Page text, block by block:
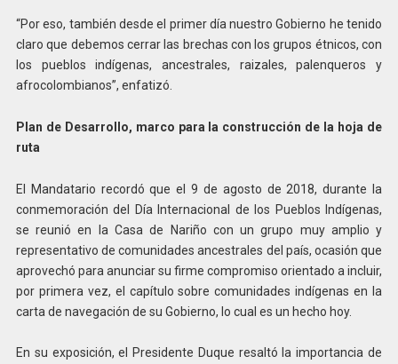
“Por eso, también desde el primer día nuestro Gobierno he tenido
claro que debemos cerrar las brechas con los grupos étnicos, con
los pueblos indígenas, ancestrales, raizales, palenqueros y
afrocolombianos”, enfatizó.
Plan de Desarrollo, marco para la construcción de la hoja de
ruta
El Mandatario recordó que el 9 de agosto de 2018, durante la
conmemoración del Día Internacional de los Pueblos Indígenas,
se reunió en la Casa de Nariño con un grupo muy amplio y
representativo de comunidades ancestrales del país, ocasión que
aprovechó para anunciar su firme compromiso orientado a incluir,
por primera vez, el capítulo sobre comunidades indígenas en la
carta de navegación de su Gobierno, lo cual es un hecho hoy.
En su exposición, el Presidente Duque resaltó la importancia de